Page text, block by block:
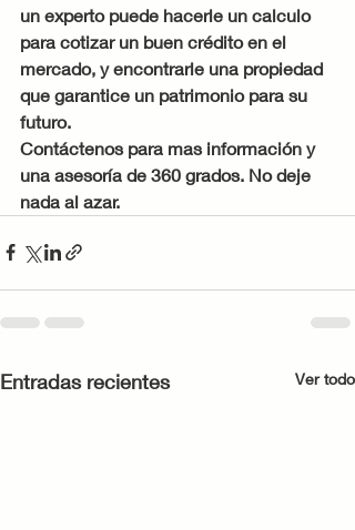
un experto puede hacerle un calculo
para cotizar un buen crédito en el
mercado, y encontrarle una propiedad
que garantice un patrimonio para su
futuro.
Contáctenos para mas información y
una asesoría de 360 grados. No deje
nada al azar.
Entradas recientes Ver todo